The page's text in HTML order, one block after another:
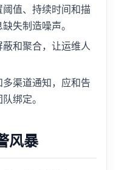
值、持续时间和描
失制造噪声。
和聚合，让运维人
渠道通知，应和告
绑定。
风暴